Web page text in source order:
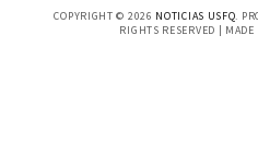
COPYRIGHT © 2026 NOTICIAS USFQ.
RIGHTS RESERVED | MADE